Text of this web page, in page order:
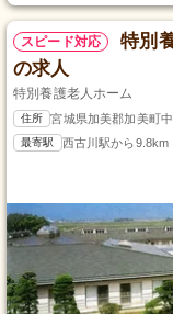
スピード対応
特別
の求人
特別養護老人ホーム
住所 宮城県加美郡加美町
最寄駅 西古川駅から9.8km